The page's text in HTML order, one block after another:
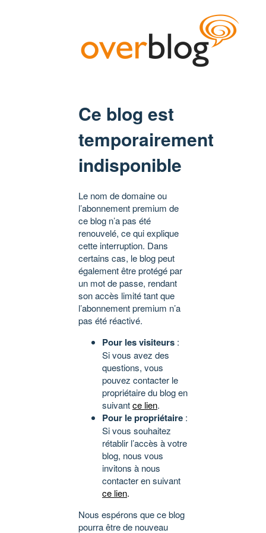
Ce blog est
temporairement
indisponible
Le nom de domaine ou
l’abonnement premium de
ce blog n’a pas été
renouvelé, ce qui explique
cette interruption. Dans
certains cas, le blog peut
également être protégé par
un mot de passe, rendant
son accès limité tant que
l’abonnement premium n’a
pas été réactivé.
Pour les visiteurs :
Si vous avez des
questions, vous
pouvez contacter le
propriétaire du blog en
suivantce lien.
Pour le propriétaire :
Si vous souhaitez
rétablir l’accès à votre
blog, nous vous
invitons à nous
contacter en suivant
ce lien.
Nous espérons que ce blog
pourra être de nouveau